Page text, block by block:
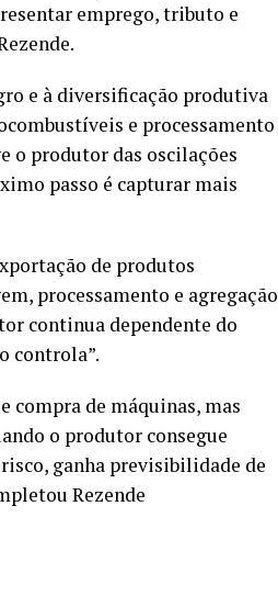
emprego, tributo e
e à diversificação produtiva
e processamento
o produtor das oscilações
passo é capturar mais
de produtos
processamento e agregação
continua dependente do
controla”.
compra de máquinas, mas
o produtor consegue
ganha previsibilidade de
Rezende